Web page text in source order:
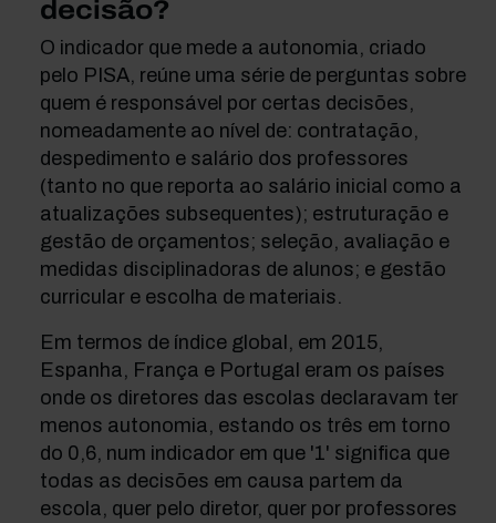
decisão?
O indicador que mede a autonomia, criado
pelo PISA, reúne uma série de perguntas sobre
quem é responsável por certas decisões,
nomeadamente ao nível de: contratação,
despedimento e salário dos professores
(tanto no que reporta ao salário inicial como a
atualizações subsequentes); estruturação e
gestão de orçamentos; seleção, avaliação e
medidas disciplinadoras de alunos; e gestão
curricular e escolha de materiais.
Em termos de índice global, em 2015,
Espanha, França e Portugal eram os países
onde os diretores das escolas declaravam ter
menos autonomia, estando os três em torno
do 0,6, num indicador em que '1' significa que
todas as decisões em causa partem da
escola, quer pelo diretor, quer por professores